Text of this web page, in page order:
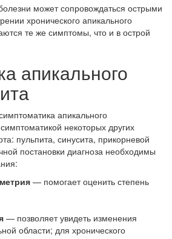
может сопровождаться острыми
хронического апикального
те же симптомы, что и в острой
апикального
апикального
некоторых других
пульпита, синусита, прикорневой
постановки диагноза необходимы
— помогает оценить степень
— позволяет увидеть изменения
области; для хронического